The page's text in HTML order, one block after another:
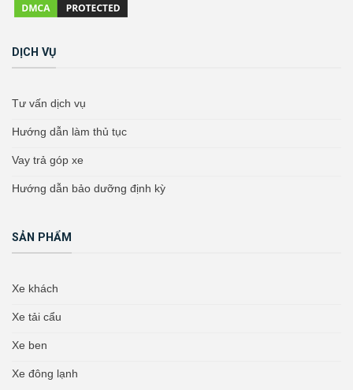
DỊCH VỤ
Tư vấn dịch vụ
Hướng dẫn làm thủ tục
Vay trả góp xe
Hướng dẫn bảo dưỡng định kỳ
SẢN PHẨM
Xe khách
Xe tải cẩu
Xe ben
Xe đông lạnh